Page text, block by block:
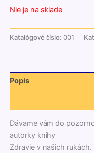
Nie je na sklade
Katalógové číslo: 001
Popis
Dávame vám do
autorky knihy
Zdravie v našich rukách.